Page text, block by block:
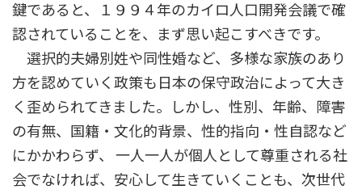
鍵であると、１９９４年のカイロ人口開発会議で確
認されていることを、まず思い起こすべきです。
選択的夫婦別姓や同性婚など、多様な家族のあり
方を認めていく政策も日本の保守政治によって大き
く歪められてきました。しかし、性別、年齢、障害
の有無、国籍・文化的背景、性的指向・性自認など
にかかわらず、 一人一人が個人として尊重される社
会でなければ、安心して生きていくことも、次世代